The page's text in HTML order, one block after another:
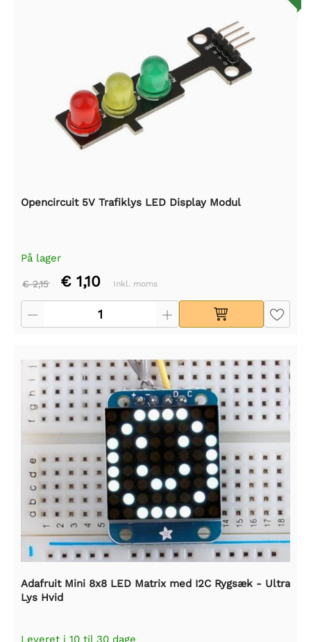
Opencircuit 5V Trafiklys LED Display Modul
På lager
€ 2,15 € 1,10 Inkl. moms
Adafruit Mini 8x8 LED Matrix med I2C Rygsæk - Ultra
Lys Hvid
Leveret i 10 til 30 dage